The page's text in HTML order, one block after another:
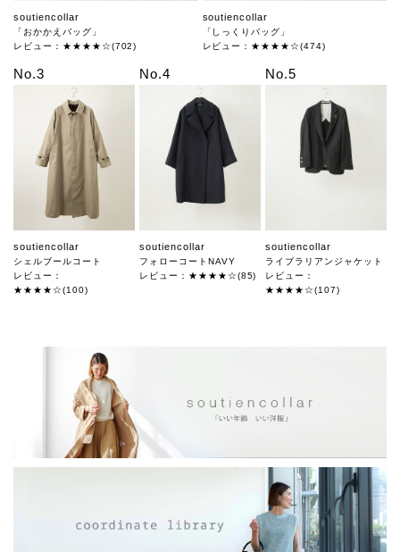
soutiencollar
「おかかえバッグ」
レビュー：★★★★☆(702)
soutiencollar
「しっくりバッグ」
レビュー：★★★★☆(474)
No.3
soutiencollar
シェルブールコート
レビュー：
★★★★☆(100)
No.4
soutiencollar
フォローコートNAVY
レビュー：★★★★☆(85)
No.5
soutiencollar
ライブラリアンジャケット
レビュー：
★★★★☆(107)